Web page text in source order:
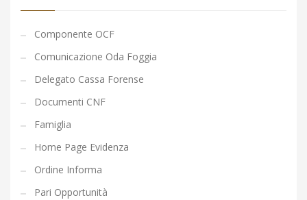
Componente OCF
Comunicazione Oda Foggia
Delegato Cassa Forense
Documenti CNF
Famiglia
Home Page Evidenza
Ordine Informa
Pari Opportunità